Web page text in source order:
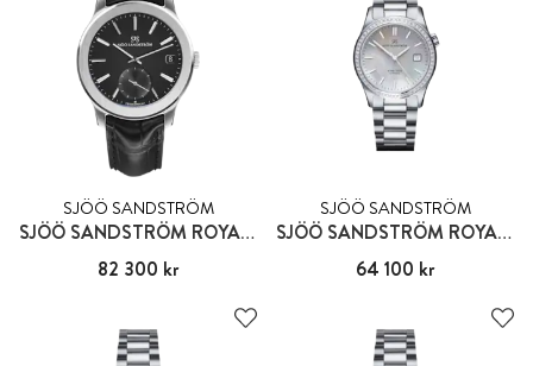
SJÖÖ SANDSTRÖM
SJÖÖ SANDSTRÖM ROYAL CAPITAL
Pris:82 300 kr
82 300 kr
SJÖÖ SANDSTRÖM
SJÖÖ SANDSTRÖM ROYAL STEEL CLASSIC
Pris:64 100 kr
64 100 kr